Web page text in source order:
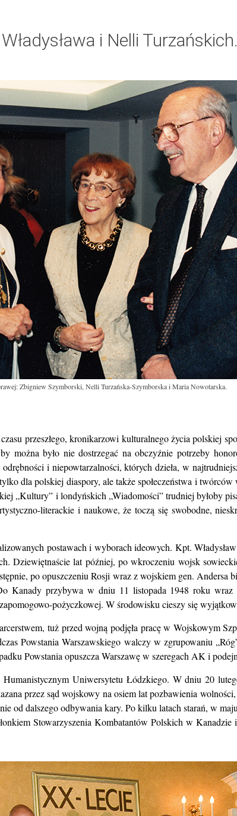
i Nelli Turzańskich.
Zbigniew Szymborski, Nelli Turzańska-Szymborska i Maria Nowotarska.
przeszłego, kronikarzowi kulturalnego życia polskiej
było nie dostrzegać na obczyźnie potrzeby
i niepowtarzalności, których dzieła, w
dla polskiej diaspory, ale także społeczeństwa i
„Kultury” i londyńskich „Wiadomości” trudniej byłoby
literackie i naukowe, że toczą się swobodne,
postawach i wyborach ideowych. Kpt.
Dziewiętnaście lat później, po wkroczeniu wojsk
po opuszczeniu Rosji wraz z wojskiem gen. Andersa
przybywa w dniu 11 listopada 1948 roku wraz z
pożyczkowej. W środowisku cieszy się
tuż przed wojną podjęła pracę w Wojskowym
Powstania Warszawskiego walczy w zgrupowaniu
Powstania opuszcza Warszawę w szeregach AK i
Uniwersytetu Łódzkiego. W dniu 20
przez sąd wojskowy na osiem lat pozbawienia
od dalszego odbywania kary. Po kilku latach starań, w
Stowarzyszenia Kombatantów Polskich w